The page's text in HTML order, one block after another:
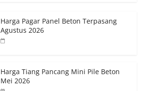
Harga Pagar Panel Beton Terpasang
Agustus 2026
Harga Tiang Pancang Mini Pile Beton
Mei 2026